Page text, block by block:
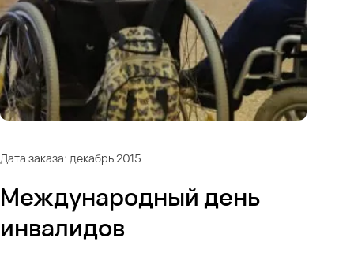
Дата заказа: декабрь 2015
Международный день
инвалидов